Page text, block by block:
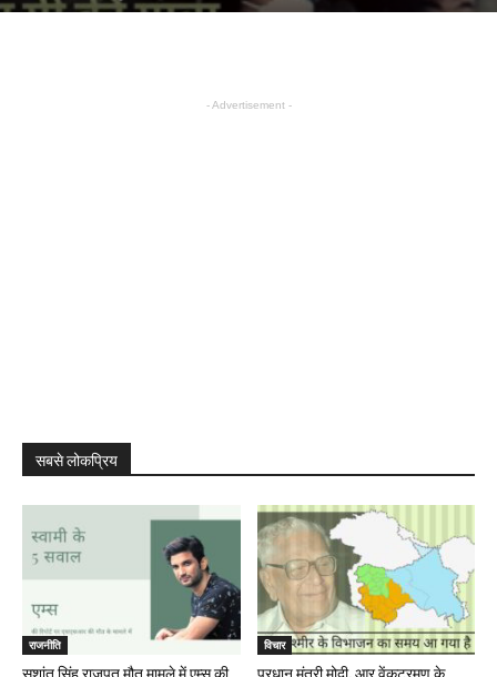
- Advertisement -
सबसे लोकप्रिय
राजनीति
सुशांत सिंह राजपूत मौत मामले में एम्स की
विचार
प्रधान मंत्री मोदी, आर वेंकटरमण के